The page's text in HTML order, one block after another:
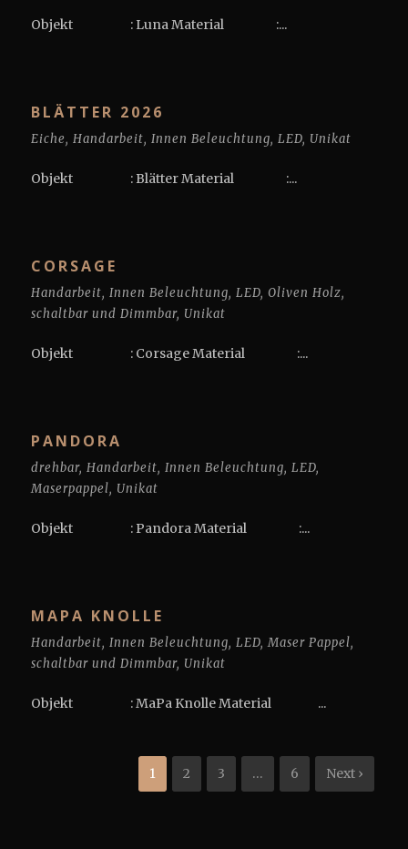
Objekt : Luna Material :...
BLÄTTER 2026
Eiche, Handarbeit, Innen Beleuchtung, LED, Unikat
Objekt : Blätter Material :...
CORSAGE
Handarbeit, Innen Beleuchtung, LED, Oliven Holz,
schaltbar und Dimmbar, Unikat
Objekt : Corsage Material :...
PANDORA
drehbar, Handarbeit, Innen Beleuchtung, LED,
Maserpappel, Unikat
Objekt : Pandora Material :...
MAPA KNOLLE
Handarbeit, Innen Beleuchtung, LED, Maser Pappel,
schaltbar und Dimmbar, Unikat
Objekt : MaPa Knolle Material ...
1 2 3 … 6 Next ›